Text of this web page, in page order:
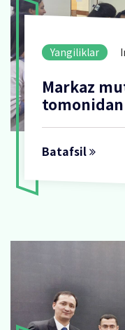
Yangiliklar
Markaz
Batafsil